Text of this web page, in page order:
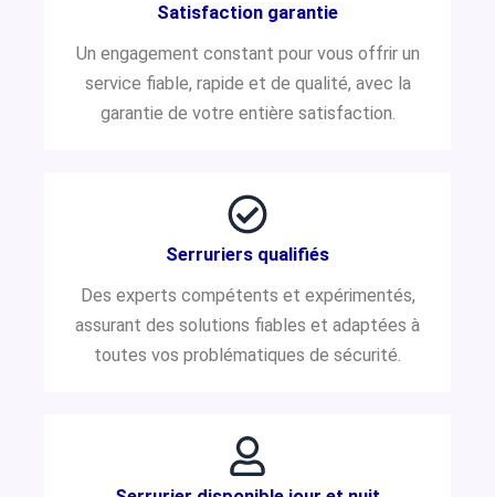
Satisfaction garantie
Un engagement constant pour vous offrir un
service fiable, rapide et de qualité, avec la
garantie de votre entière satisfaction.
Serruriers qualifiés
Des experts compétents et expérimentés,
assurant des solutions fiables et adaptées à
toutes vos problématiques de sécurité.